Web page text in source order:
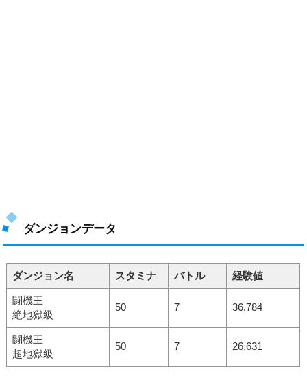
ダンジョンデータ
ダンジョン名 スタミナ バトル 経験値
闘機王
絶地獄級
50 7 36,784
闘機王
超地獄級
50 7 26,631